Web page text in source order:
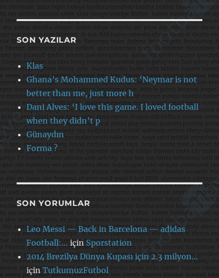
SON YAZILAR
Klas
Ghana’s Mohammed Kudus: ‘Neymar is not
better than me, just more h
Dani Alves: ‘I love this game. I loved football
when they didn’t p
Günaydın
Forma ?
SON YORUMLAR
Leo Messi — Back in Barcelona — adidas
Football:… içinSporstation
2014 Brezilya Dünya Kupası için 2.3 milyon…
içinTutkumuzFutbol